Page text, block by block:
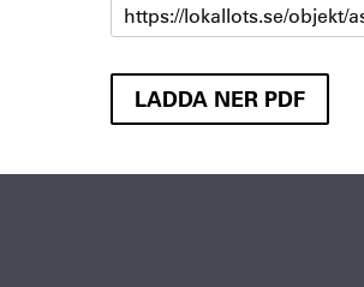
https://lokallots.se/objekt/
LADDA NER PDF